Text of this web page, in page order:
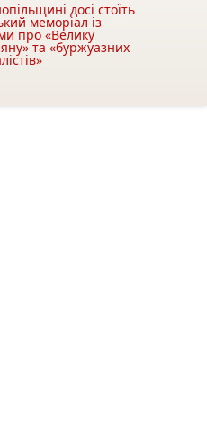
досі стоїть
меморіал із
про «Велику
та «буржуазних